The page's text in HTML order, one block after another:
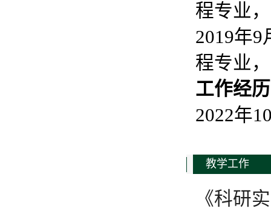
程专业
2019年
程专业
工作经
2022年
教学工作
《科研